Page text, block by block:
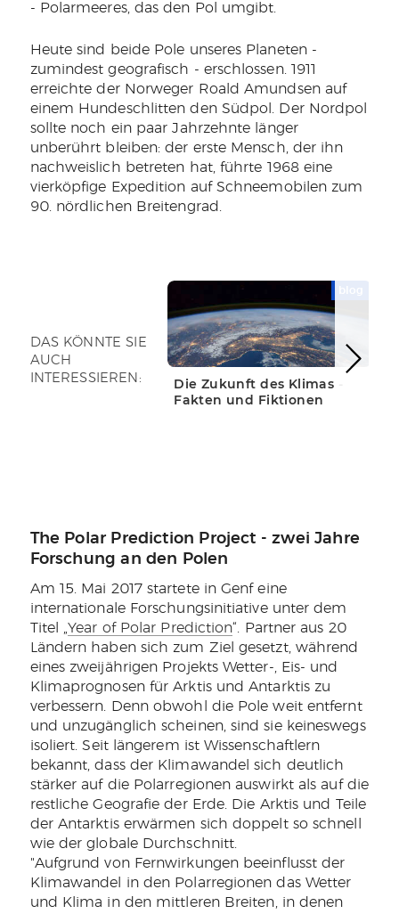
- Polarmeeres, das den Pol umgibt.
Heute sind beide Pole unseres Planeten -
zumindest geografisch - erschlossen. 1911
erreichte der Norweger Roald Amundsen auf
einem Hundeschlitten den Südpol. Der Nordpol
sollte noch ein paar Jahrzehnte länger
unberührt bleiben: der erste Mensch, der ihn
nachweislich betreten hat, führte 1968 eine
vierköpfige Expedition auf Schneemobilen zum
90. nördlichen Breitengrad.
DAS KÖNNTE SIE
AUCH
INTERESSIEREN:
WEITERLESEN
blog
Die Zukunft des Klimas -
Fakten und Fiktionen
The Polar Prediction Project - zwei Jahre
Forschung an den Polen
Am 15. Mai 2017 startete in Genf eine
internationale Forschungsinitiative unter dem
Titel „Year of Polar Prediction“. Partner aus 20
Ländern haben sich zum Ziel gesetzt, während
eines zweijährigen Projekts Wetter-, Eis- und
Klimaprognosen für Arktis und Antarktis zu
verbessern. Denn obwohl die Pole weit entfernt
und unzugänglich scheinen, sind sie keineswegs
isoliert. Seit längerem ist Wissenschaftlern
bekannt, dass der Klimawandel sich deutlich
stärker auf die Polarregionen auswirkt als auf die
restliche Geografie der Erde. Die Arktis und Teile
der Antarktis erwärmen sich doppelt so schnell
wie der globale Durchschnitt.
"Aufgrund von Fernwirkungen beeinflusst der
Klimawandel in den Polarregionen das Wetter
und Klima in den mittleren Breiten, in denen